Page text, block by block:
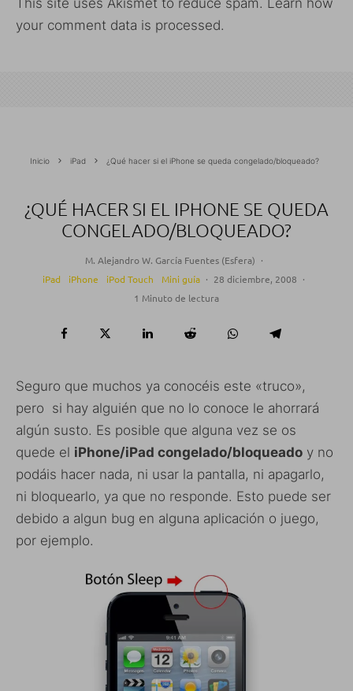
This site uses Akismet to reduce spam. Learn how
your comment data is processed.
Inicio iPad ¿Qué hacer si el iPhone se queda congelado/bloqueado?
¿QUÉ HACER SI EL IPHONE SE QUEDA
CONGELADO/BLOQUEADO?
M. Alejandro W. García Fuentes (Esfera) ·
iPad
iPhone iPod Touch Mini guía · 28 diciembre, 2008 ·
1 Minuto de lectura
Seguro que muchos ya conocéis este «truco»,
pero si hay alguién que no lo conoce le ahorrará
algún susto. Es posible que alguna vez se os
quede el iPhone/iPad congelado/bloqueado y no
podáis hacer nada, ni usar la pantalla, ni apagarlo,
ni bloquearlo, ya que no responde. Esto puede ser
debido a algun bug en alguna aplicación o juego,
por ejemplo.